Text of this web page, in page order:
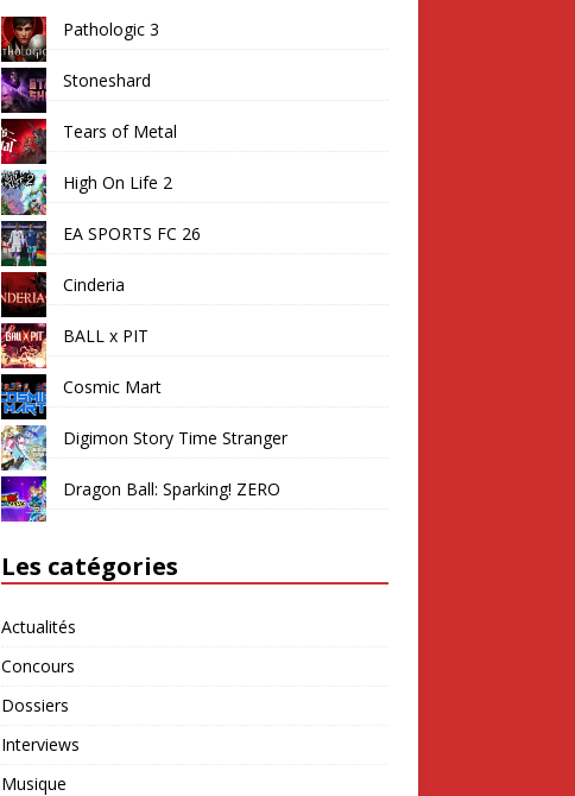
Pathologic 3
Stoneshard
Tears of Metal
High On Life 2
EA SPORTS FC 26
Cinderia
BALL x PIT
Cosmic Mart
Digimon Story Time Stranger
Dragon Ball: Sparking! ZERO
Les catégories
Actualités
Concours
Dossiers
Interviews
Musique